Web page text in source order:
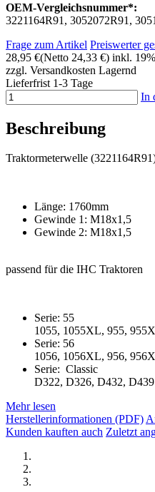
OEM-Vergleichsnummer*:
3221164R91, 3052072R91,
Frage zum Artikel Preiswerter
28,95 €(Netto 24,33 €) inkl.
zzgl. Versandkosten Lagernd
Lieferfrist 1-3 Tage
In
Beschreibung
Traktormeterwelle
Länge: 1760mm
Gewinde 1: M18x1,5
Gewinde 2: M18x1,5
passend für die IHC Traktoren
Serie: 55
1055, 1055XL, 955,
Serie: 56
1056, 1056XL, 956,
Serie: Classic
D322, D326, D432, D439
Mehr lesen
Herstellerinformationen (PDF)
Kunden kauften auch Zuletzt